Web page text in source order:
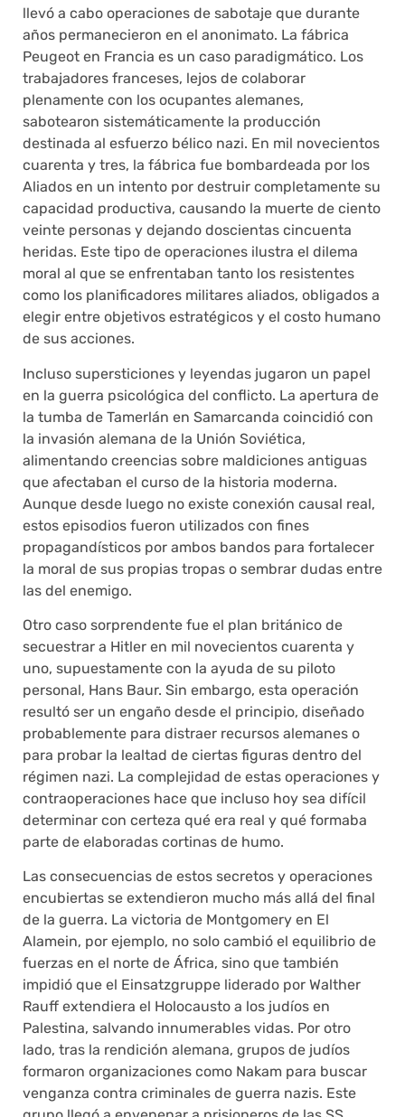
llevó a cabo operaciones de sabotaje que durante
años permanecieron en el anonimato. La fábrica
Peugeot en Francia es un caso paradigmático. Los
trabajadores franceses, lejos de colaborar
plenamente con los ocupantes alemanes,
sabotearon sistemáticamente la producción
destinada al esfuerzo bélico nazi. En mil novecientos
cuarenta y tres, la fábrica fue bombardeada por los
Aliados en un intento por destruir completamente su
capacidad productiva, causando la muerte de ciento
veinte personas y dejando doscientas cincuenta
heridas. Este tipo de operaciones ilustra el dilema
moral al que se enfrentaban tanto los resistentes
como los planificadores militares aliados, obligados a
elegir entre objetivos estratégicos y el costo humano
de sus acciones.
Incluso supersticiones y leyendas jugaron un papel
en la guerra psicológica del conflicto. La apertura de
la tumba de Tamerlán en Samarcanda coincidió con
la invasión alemana de la Unión Soviética,
alimentando creencias sobre maldiciones antiguas
que afectaban el curso de la historia moderna.
Aunque desde luego no existe conexión causal real,
estos episodios fueron utilizados con fines
propagandísticos por ambos bandos para fortalecer
la moral de sus propias tropas o sembrar dudas entre
las del enemigo.
Otro caso sorprendente fue el plan británico de
secuestrar a Hitler en mil novecientos cuarenta y
uno, supuestamente con la ayuda de su piloto
personal, Hans Baur. Sin embargo, esta operación
resultó ser un engaño desde el principio, diseñado
probablemente para distraer recursos alemanes o
para probar la lealtad de ciertas figuras dentro del
régimen nazi. La complejidad de estas operaciones y
contraoperaciones hace que incluso hoy sea difícil
determinar con certeza qué era real y qué formaba
parte de elaboradas cortinas de humo.
Las consecuencias de estos secretos y operaciones
encubiertas se extendieron mucho más allá del final
de la guerra. La victoria de Montgomery en El
Alamein, por ejemplo, no solo cambió el equilibrio de
fuerzas en el norte de África, sino que también
impidió que el Einsatzgruppe liderado por Walther
Rauff extendiera el Holocausto a los judíos en
Palestina, salvando innumerables vidas. Por otro
lado, tras la rendición alemana, grupos de judíos
formaron organizaciones como Nakam para buscar
venganza contra criminales de guerra nazis. Este